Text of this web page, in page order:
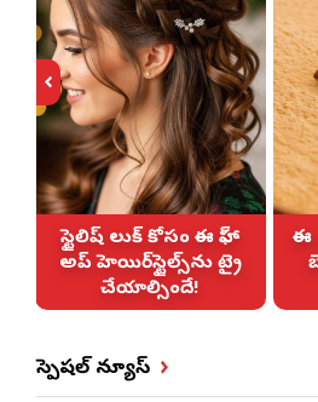
స్టైలిష్ లుక్ కోసం ఈ హాఫ్-
అప్ హెయిర్‌స్టైల్స్‌ను ట్రై
చేయాల్సిందే!
ఈ
స్పెషల్ న్యూస్